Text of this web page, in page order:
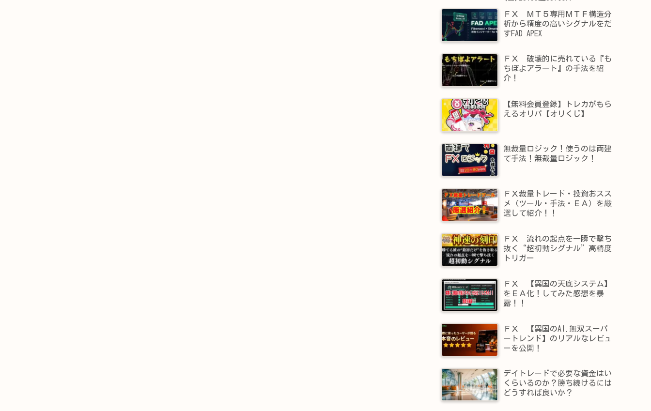
ＦＸ ＭＴ５専用ＭＴＦ構造分
析から精度の高いシグナルをだ
すFAD APEX
ＦＸ 破壊的に売れている『も
ちぽよアラート』の手法を紹
介！
【無料会員登録】トレカがもら
えるオリパ【オリくじ】
無裁量ロジック！使うのは両建
て手法！無裁量ロジック！
ＦＸ裁量トレード・投資おスス
メ（ツール・手法・ＥＡ）を厳
選して紹介！！
ＦＸ 流れの起点を一瞬で撃ち
抜く“超初動シグナル”高精度
トリガー
ＦＸ 【異国の天底システム】
をＥＡ化！してみた感想を暴
露！！
ＦＸ 【異国のAI.無双スーパ
ートレンド】​のリアルなレビュ
ーを公開！
デイトレードで必要な資金はい
くらいるのか？勝ち続けるには
どうすれば良いか？